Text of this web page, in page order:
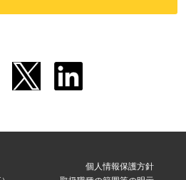
個人情報保護方針